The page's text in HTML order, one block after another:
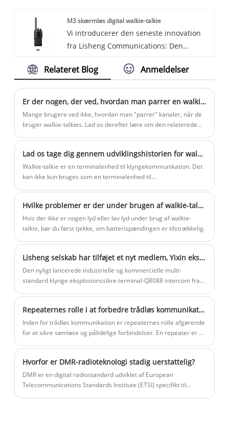
arbejder i marken eller en afslappet
bruger, er denne håndholdte POC
tovejsradio det perfekte værktøj til at
forretningsforbindelser med dig. Vi
introducerer DMR Amateur Radio, en
banebrydende kommunikationsenhed,
professionelle. Radioen er designet til at
hvilket gør den ideel til en række
forskellige applikationer.
M3 skærmløs digital walkie-talkie
Vi introducerer den seneste innovation
fra Lisheng Communications: Den
skærmløse digitale walkie-talkie! I en æra,
vores nyeste produkt kommunikation
uden distraktioner fra skærme. Designet
til brancher, hvor pålidelighed og
effektivitet er i højsædet, tilbyder vores
walkie-talkie uovertruffen ydeevne til en
uovertruffen værdi.
Relateret Blog Anmeldelser
Er der nogen, der ved, hvordan man parrer en walkie-talkie med en kanal?
Mange brugere ved ikke, hvordan man "parrer" kanaler, når de
bruger walkie-talkies. Lad os derefter lære om den relaterede
Lad os tage dig gennem udviklingshistorien for walkie-talkie-udstyr.
Walkie-talkie er en terminalenhed til klyngekommunikation. Det
kan ikke kun bruges som en terminalenhed til
mobilkommunikation.
Hvilke problemer er der under brugen af ​​walkie-talkies, og hvordan man reparerer dem
Hvis der ikke er nogen lyd eller lav lyd under brug af walkie-
talkie, bør du først tjekke, om batterispændingen er tilstrækkelig.
Lisheng selskab har tilføjet et nyt medlem, Yixin eksplosionssikker walkie talkie, Q8088 eksplosionssikker walki talkie serie
Den nyligt lancerede industrielle og kommercielle multi-
standard klynge eksplosionssikre terminal-Q8088 intercom fra
elektriske standarder.
Repeaternes rolle i at forbedre trådløs kommunikation
Inden for trådløs kommunikation er repeaternes rolle afgørende
for at sikre sømløse og pålidelige forbindelser. En repeater er en
kommunikationskvalitet.
Hvorfor er DMR-radioteknologi stadig uerstattelig?
DMR er en digital radiostandard udviklet af European
Telecommunications Standards Institute (ETSI) specifikt til